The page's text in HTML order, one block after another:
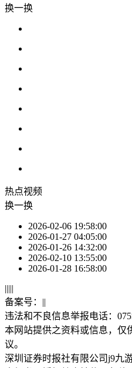
换一换
热点视频
换一换
2026-02-06 19:58:00
2026-01-27 04:05:00
2026-01-26 14:32:00
2026-02-10 13:55:00
2026-01-28 16:58:00
|||||
备案号： ||
违法和不良信息举报电话：
本网站提供之资料或信息，仅
议。
深圳证券时报社有限公司j9九